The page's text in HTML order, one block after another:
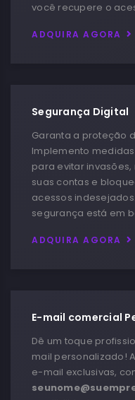
você recupere o
ADQUIRA AGORA
Segurança Digital
Garanta a proteção
Implemento
para evitar
suas contas e
acessos
segurança está em
ADQUIRA AGORA
E-mail comercial
Dê um toque
mail personalizado!
e-mail exclusivas,